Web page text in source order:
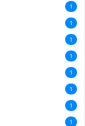
1
1
1
1
1
1
1
1